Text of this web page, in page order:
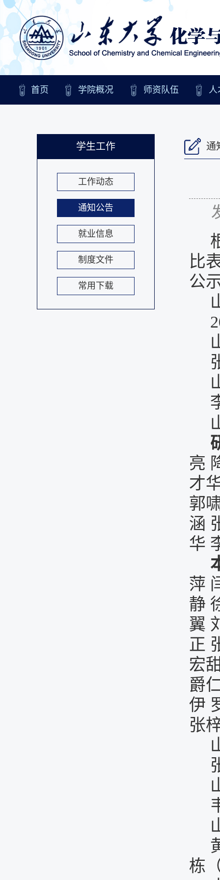
首页 学院概况 师资队伍 人
学生工作
工作动态
通知公告
就业信息
制度文件
常用下载
通
比
公
亮
才
郭
涵
华
萍
静
翼
正
宏
爵
伊
张
栋